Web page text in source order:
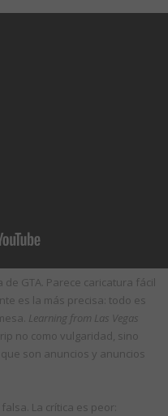
GTA. Parece caricatura fácil
es la más precisa: todo es
Learning from Las Vegas
no como vulgaridad, sino
son anuncios y anuncios
La crítica es peor: